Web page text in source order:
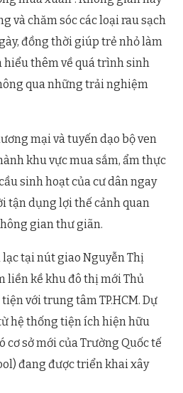
và chăm sóc các loại rau sạch
đồng thời giúp trẻ nhỏ làm
hiểu thêm về quá trình sinh
qua những trải nghiệm
mại và tuyến dạo bộ ven
khu vực mua sắm, ẩm thực
sinh hoạt của cư dân ngay
tận dụng lợi thế cảnh quan
gian thư giãn.
lạc tại nút giao Nguyễn Thị
liền kề khu đô thị mới Thủ
với trung tâm TP.HCM. Dự
hệ thống tiện ích hiện hữu
cơ sở mới của Trường Quốc tế
đang được triển khai xây